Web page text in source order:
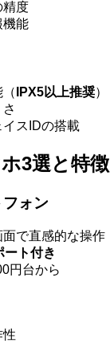
精度
機能
IPX5以上推奨）
スIDの搭載
3選と特徴
ォン
で直感的な操作
ート付き
円台から
性